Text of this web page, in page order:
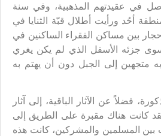
أصل في عقيدتهم المذهبية، وفي سنة
أحُد ورأيت أطلال قبّة الثنايا في
بين مساكن الفقراء الساكنين في
جزئه الأسفل الذي لم يكن يغري
به متجهين إلى الجبل دون أن يهتم به
فضلاً عن الآثار الباقية، إلى آثار
كانت هناك مقبرة على الطريق إلى
بين المسلمين والمشركين، كانت هذه